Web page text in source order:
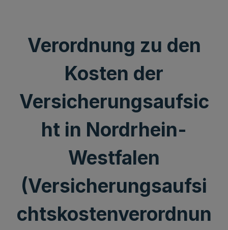
Verordnung zu den
Kosten der
Versicherungsaufsic
ht in Nordrhein-
Westfalen
(Versicherungsaufsi
chtskostenverordnun